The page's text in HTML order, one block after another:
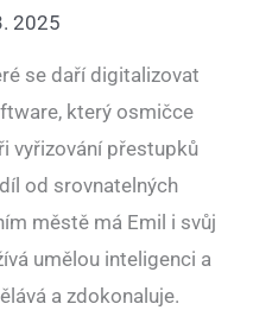
2025
se daří digitalizovat
který osmičce
vyřizování přestupků
od srovnatelných
městě má Emil i svůj
umělou inteligenci a
a zdokonaluje.